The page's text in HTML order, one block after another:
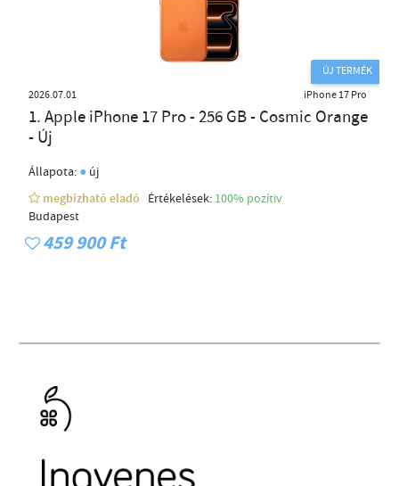
ÚJ TERMÉK
2026.07.01
iPhone 17 Pro
1. Apple iPhone 17 Pro - 256 GB - Cosmic Orange
- Új
Állapota: ● új
megbízható eladó
Értékelések: 100% pozítiv
Budapest
459 900 Ft